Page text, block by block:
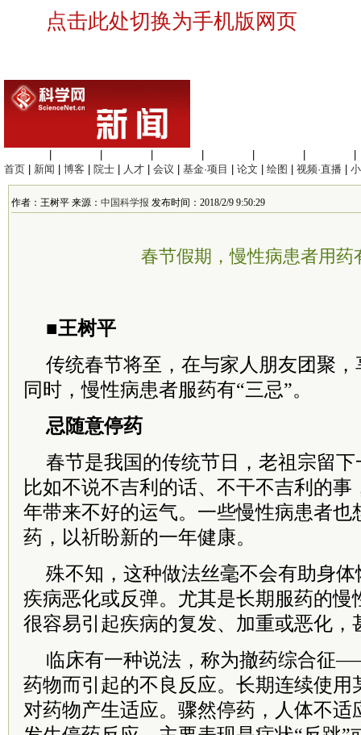
点击此处切换为手机版网页
首页
新闻 博客 院士 人才 会议 基金·项目 论文 绘图 视频·直播
作者：王树平 来源： 中国科学报 发布时间：2018/2/9 9:50:29
春节假期，慢性病患者用药
■王树平
传统春节将至，在与家人朋友团聚
同时，慢性病患者服药有“三忌”。
忌随意停药
春节是我国的传统节日，老祖宗留下
比如不说不吉利的话、不干不吉利的事
年带来不好的运气。一些慢性病患者也
药，以祈盼新的一年健康。
殊不知，这种做法丝毫不会有助身
疾病恶化或反弹。尤其是长期服药的慢
很容易引起疾病的复发、加重或恶化，
临床有一种说法，称为撤药综合征
药物而引起的不良反应。长期连续使用
对药物产生适应。骤然停药，人体不适